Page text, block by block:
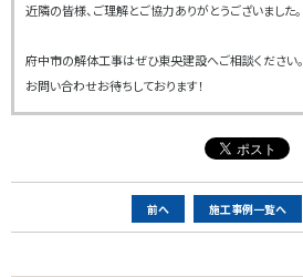
近隣の皆様、ご理解とご協力ありがとうございました。
府中市の解体工事はぜひ東央建設へご相談ください。
お問い合わせお待ちしております！
ー
前へ 施工事例一覧へ